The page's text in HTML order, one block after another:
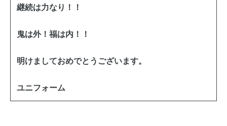
継続は力なり！！
鬼は外！福は内！！
明けましておめでとうございます。
ユニフォーム